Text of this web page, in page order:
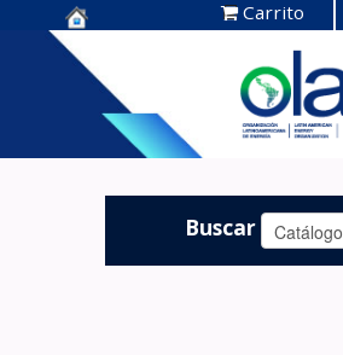
Centro de
Documentación
OLADE -
Carrito
Buscar